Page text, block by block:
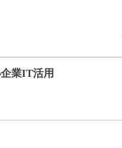
業IT活用